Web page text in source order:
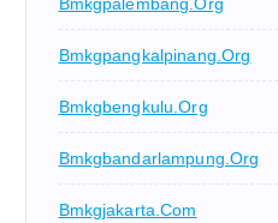
Bmkgpangkalpinang.org
Bmkgbengkulu.org
Bmkgbandarlampung.org
Bmkgjakarta.com